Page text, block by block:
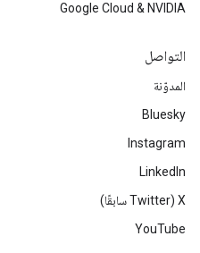
Google Cloud & NVIDIA
التواصل
المدوّنة
Bluesky
Instagram
LinkedIn
‫X ‏(Twitter سابقًا)
YouTube